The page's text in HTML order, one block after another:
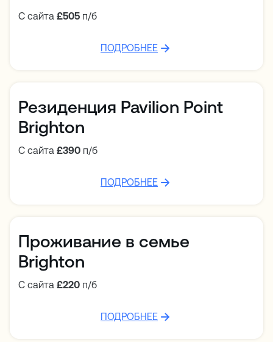
С сайта £505 п/б
ПОДРОБНЕЕ
Резиденция Pavilion Point
Brighton
С сайта £390 п/б
ПОДРОБНЕЕ
Проживание в семье
Brighton
С сайта £220 п/б
ПОДРОБНЕЕ